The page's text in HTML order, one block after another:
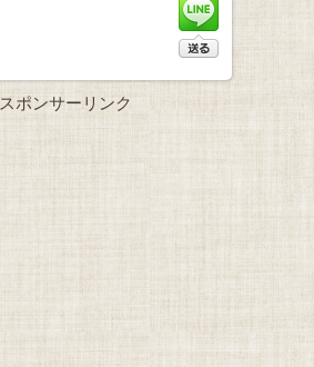
スポンサーリンク